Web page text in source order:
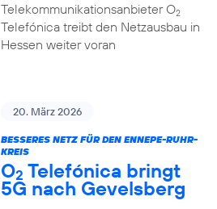
Telekommunikationsanbieter O2
Telefónica treibt den Netzausbau in
Hessen weiter voran
20. März 2026
BESSERES NETZ FÜR DEN ENNEPE-RUHR-
KREIS
O2 Telefónica bringt
5G nach Gevelsberg